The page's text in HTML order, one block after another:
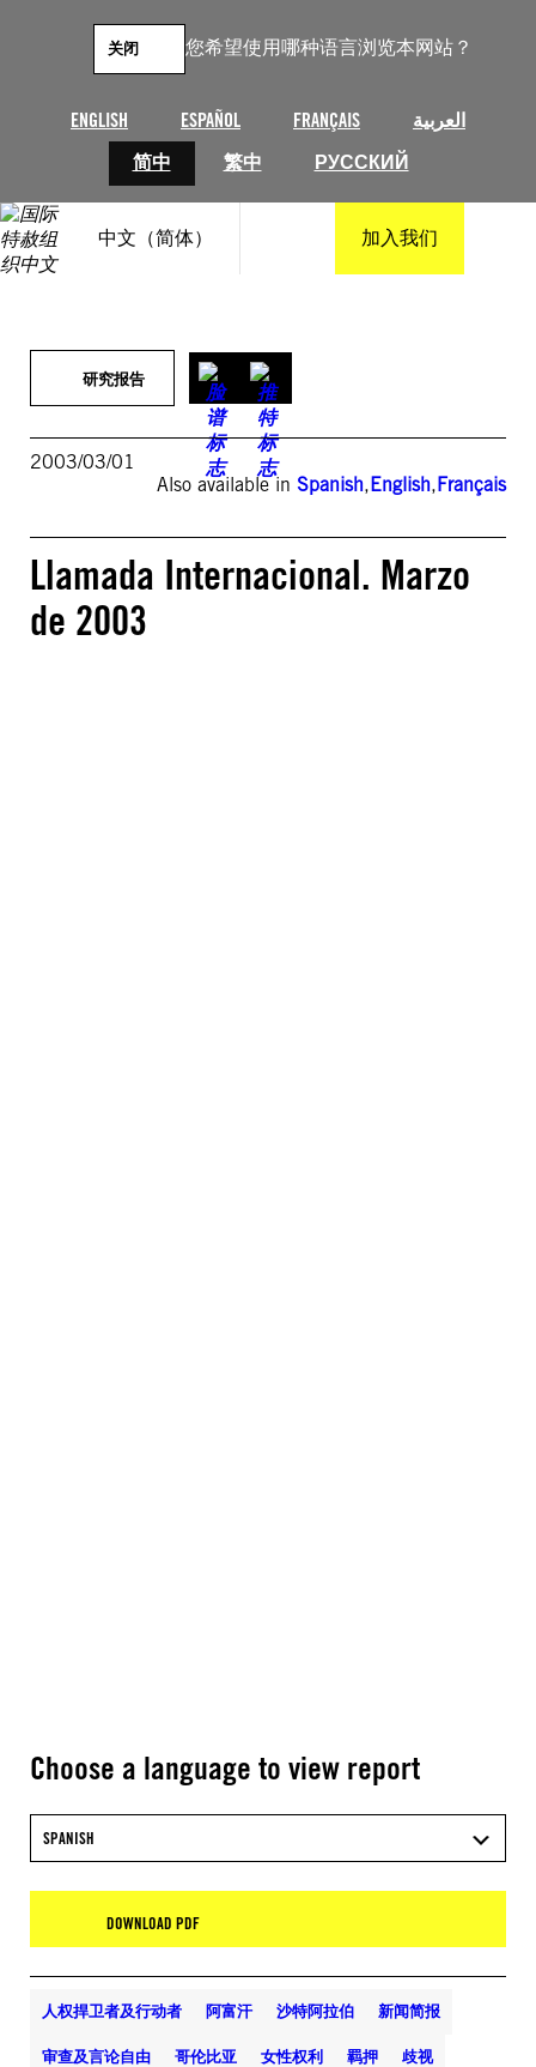
您希望使用哪种语言浏览本网站？
ENGLISH ESPAÑOL FRANÇAIS
العربية
简中
繁中 РУССКИЙ
关闭
中文（简体） 加入我们
研究报告
2003/03/01
Also available in Spanish,English,Français
Llamada Internacional. Marzo
de 2003
Choose a language to view report
SPANISH
DOWNLOAD PDF
人权捍卫者及行动者 阿富汗 沙特阿拉伯 新闻简报
审查及言论自由 哥伦比亚 女性权利 羁押 歧视